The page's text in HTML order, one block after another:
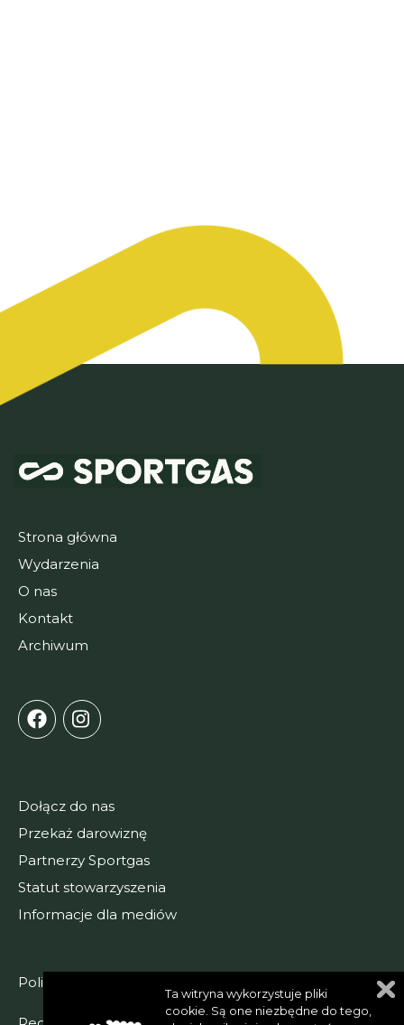
Strona główna
Wydarzenia
O nas
Kontakt
Archiwum
Dołącz do nas
Przekaż darowiznę
Partnerzy Sportgas
Statut stowarzyszenia
Informacje dla mediów
Polityka prywatności
Ta witryna wykorzystuje pliki
cookie. Są one niezbędne do tego,